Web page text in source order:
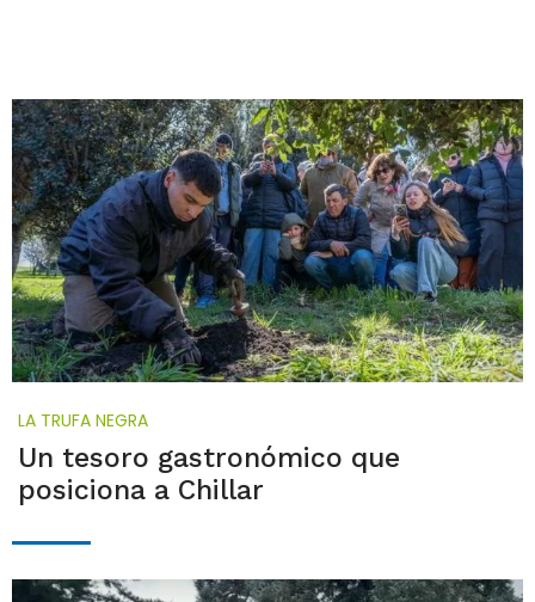
LA TRUFA NEGRA
Un tesoro gastronómico que
posiciona a Chillar